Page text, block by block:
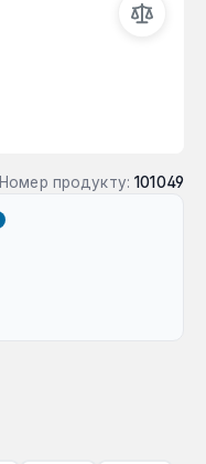
Номер продукту: 101049